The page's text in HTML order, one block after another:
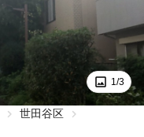
1/3
世田谷区